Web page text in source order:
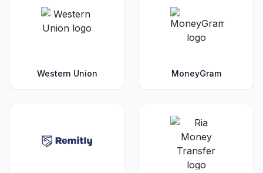
Western Union MoneyGram